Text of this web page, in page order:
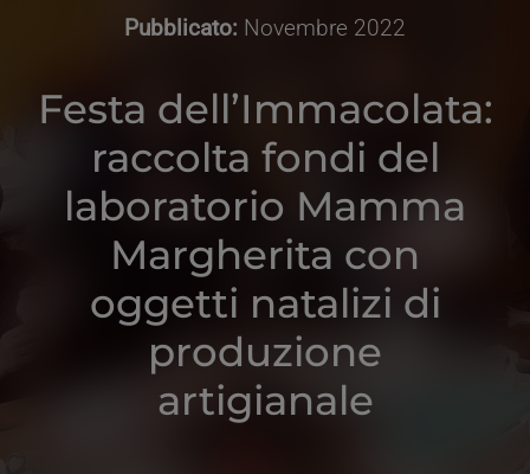
Contatti
Pubblicato: Novembre 2022
Festa dell’Immacolata:
raccolta fondi del
laboratorio Mamma
Margherita con
oggetti natalizi di
produzione
artigianale